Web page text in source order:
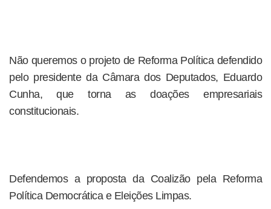
Não queremos o projeto de Reforma Política defendido
pelo presidente da Câmara dos Deputados, Eduardo
Cunha, que torna as doações empresariais
constitucionais.
Defendemos a proposta da Coalizão pela Reforma
Política Democrática e Eleições Limpas.